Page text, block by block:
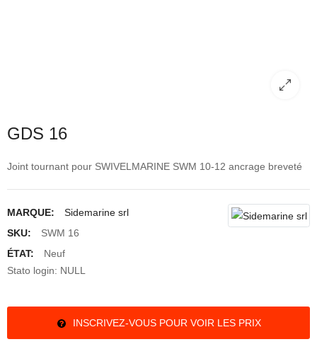
GDS 16
Joint tournant pour SWIVELMARINE SWM 10-12 ancrage breveté
MARQUE:
Sidemarine srl
SKU:
SWM 16
ÉTAT:
Neuf
Stato login: NULL
INSCRIVEZ-VOUS POUR VOIR LES PRIX